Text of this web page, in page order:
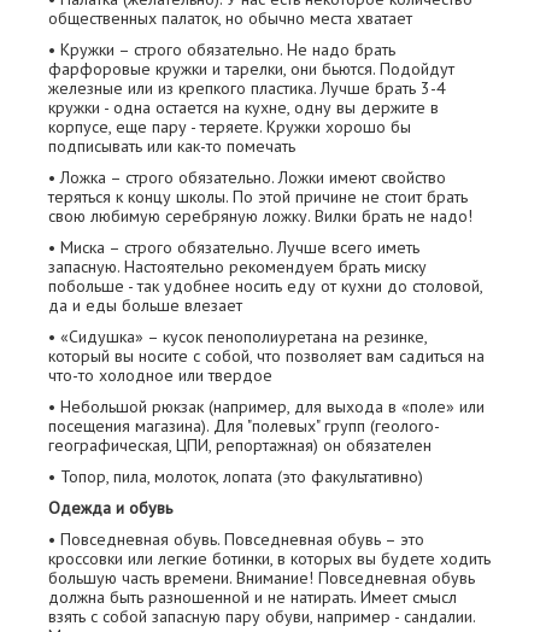
общественных палаток, но обычно места хватает
• Кружки – строго обязательно. Не надо брать
фарфоровые кружки и тарелки, они бьются. Подойдут
железные или из крепкого пластика. Лучше брать 3-4
кружки - одна остается на кухне, одну вы держите в
корпусе, еще пару - теряете. Кружки хорошо бы
подписывать или как-то помечать
• Ложка – строго обязательно. Ложки имеют свойство
теряться к концу школы. По этой причине не стоит брать
свою любимую серебряную ложку. Вилки брать не надо!
• Миска – строго обязательно. Лучше всего иметь
запасную. Настоятельно рекомендуем брать миску
побольше - так удобнее носить еду от кухни до столовой,
да и еды больше влезает
• «Сидушка» – кусок пенополиуретана на резинке,
который вы носите с собой, что позволяет вам садиться на
что-то холодное или твердое
• Небольшой рюкзак (например, для выхода в «поле» или
посещения магазина). Для "полевых" групп (геолого-
географическая, ЦПИ, репортажная) он обязателен
• Топор, пила, молоток, лопата (это факультативно)
Одежда и обувь
• Повседневная обувь. Повседневная обувь – это
кроссовки или легкие ботинки, в которых вы будете ходить
большую часть времени. Внимание! Повседневная обувь
должна быть разношенной и не натирать. Имеет смысл
взять с собой запасную пару обуви, например - сандалии.